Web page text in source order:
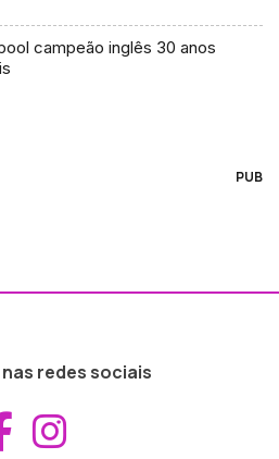
campeão inglês 30 anos
PUB
redes sociais
Aceder ao